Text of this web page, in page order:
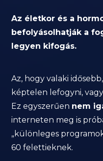
Az életkor és a
befolyásolhatják a
legyen kifogás.
Az, hogy valaki idősebb,
képtelen lefogyni,
Ez egyszerűen nem
interneten meg is
„különleges
60 felettieknek.